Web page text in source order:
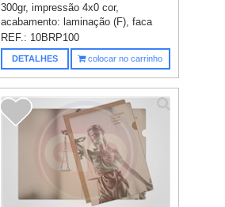
300gr, impressão 4x0 cor,
acabamento: laminação (F), faca
modelo...
REF.: 10BRP100
DETALHES colocar no carrinho